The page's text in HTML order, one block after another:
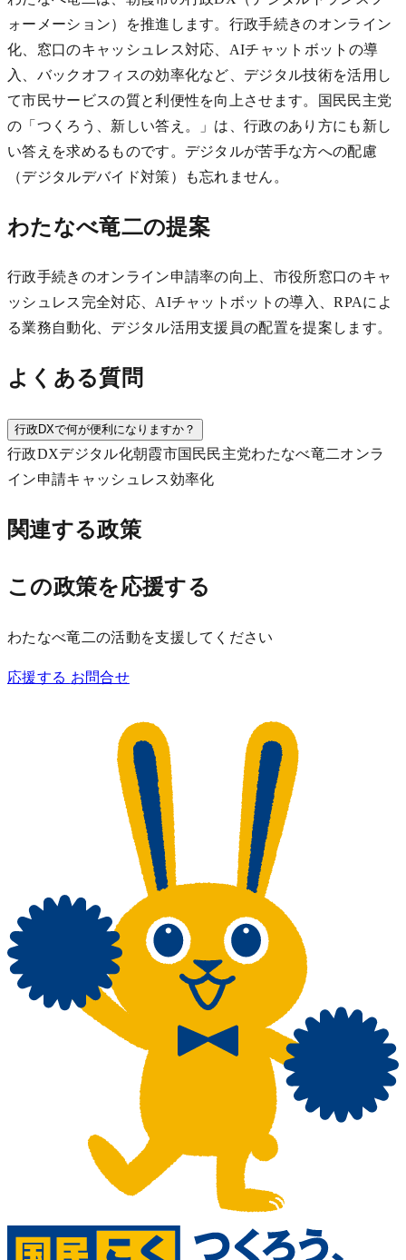
ォーメーション）を推進します。行政手続きのオンライン
化、窓口のキャッシュレス対応、AIチャットボットの導
入、バックオフィスの効率化など、デジタル技術を活用し
て市民サービスの質と利便性を向上させます。国民民主党
の「つくろう、新しい答え。」は、行政のあり方にも新し
い答えを求めるものです。デジタルが苦手な方への配慮
（デジタルデバイド対策）も忘れません。
わたなべ竜二の提案
行政手続きのオンライン申請率の向上、市役所窓口のキャ
ッシュレス完全対応、AIチャットボットの導入、RPAによ
る業務自動化、デジタル活用支援員の配置を提案します。
よくある質問
行政DXで何が便利になりますか？
行政DXデジタル化朝霞市国民民主党わたなべ竜二オンラ
イン申請キャッシュレス効率化
関連する政策
この政策を応援する
わたなべ竜二の活動を支援してください
応援する お問合せ